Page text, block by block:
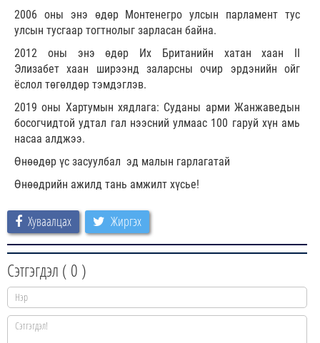
2006 оны энэ өдөр Монтенегро улсын парламент тус
улсын тусгаар тогтнолыг зарласан байна.
2012 оны энэ өдөр Их Британийн хатан хаан II
Элизабет хаан ширээнд заларсны очир эрдэнийн ойг
ёслол төгөлдөр тэмдэглэв.
2019 оны Хартумын хядлага: Суданы арми Жанжаведын
босогчидтой удтал гал нээсний улмаас 100 гаруй хүн амь
насаа алджээ.
Өнөөдөр үс засуулбал эд малын гарлагатай
Өнөөдрийн ажилд тань амжилт хүсье!
Хуваалцах Жиргэх
Сэтгэгдэл ( 0 )